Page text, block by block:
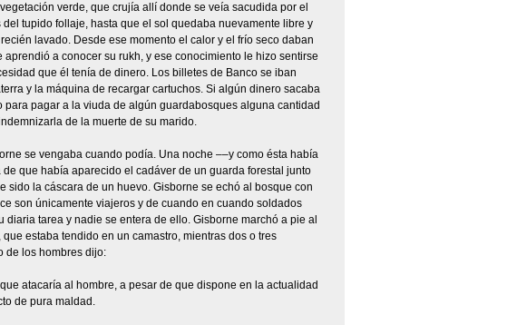
verde, que crujía allí donde se veía sacudida por el
tupido follaje, hasta que el sol quedaba nuevamente libre y
lavado. Desde ese momento el calor y el frío seco daban
a conocer su rukh, y ese conocimiento le hizo sentirse
que él tenía de dinero. Los billetes de Banco se iban
y la máquina de recargar cartuchos. Si algún dinero sacaba
pagar a la viuda de algún guardabosques alguna cantidad
de la muerte de su marido.
se vengaba cuando podía. Una noche ––y como ésta había
que había aparecido el cadáver de un guarda forestal junto
la cáscara de un huevo. Gisborne se echó al bosque con
son únicamente viajeros y de cuando en cuando soldados
tarea y nadie se entera de ello. Gisborne marchó a pie al
estaba tendido en un camastro, mientras dos o tres
de los hombres dijo:
atacaría al hombre, a pesar de que dispone en la actualidad
de pura maldad.